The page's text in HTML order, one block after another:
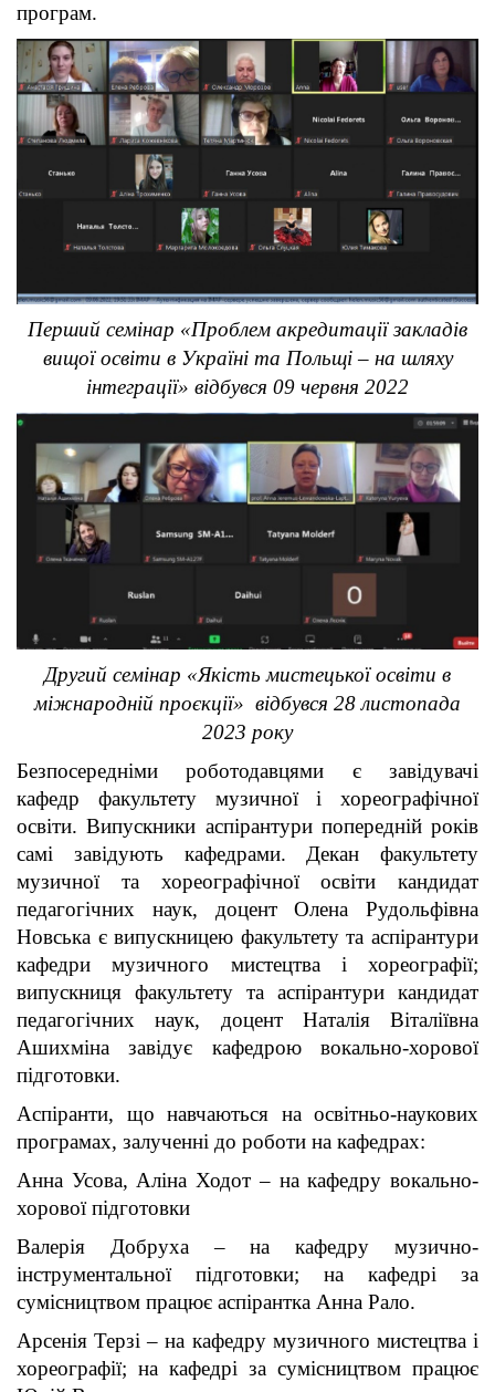
програм.
Перший семінар «Проблем акредитації закладів
вищої освіти в Україні та Польщі – на шляху
інтеграції» відбувся 09 червня 2022
Другий семінар «Якість мистецької освіти в
міжнародній проєкції» відбувся 28 листопада
2023 року
Безпосередніми роботодавцями є завідувачі
кафедр факультету музичної і хореографічної
освіти. Випускники аспірантури попередній років
самі завідують кафедрами. Декан факультету
музичної та хореографічної освіти кандидат
педагогічних наук, доцент Олена Рудольфівна
Новська є випускницею факультету та аспірантури
кафедри музичного мистецтва і хореографії;
випускниця факультету та аспірантури кандидат
педагогічних наук, доцент Наталія Віталіївна
Ашихміна завідує кафедрою вокально-хорової
підготовки.
Аспіранти, що навчаються на освітньо-наукових
програмах, залученні до роботи на кафедрах:
Анна Усова, Аліна Ходот – на кафедру вокально-
хорової підготовки
Валерія Добруха – на кафедру музично-
інструментальної підготовки; на кафедрі за
сумісництвом працює аспірантка Анна Рало.
Арсенія Терзі – на кафедру музичного мистецтва і
хореографії; на кафедрі за сумісництвом працює